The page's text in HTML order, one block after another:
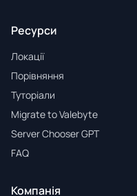
Ресурси
Локації
Порівняння
Туторіали
Migrate to Valebyte
Server Chooser GPT
FAQ
Компанія